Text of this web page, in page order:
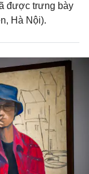
được trưng bày
Hà Nội).